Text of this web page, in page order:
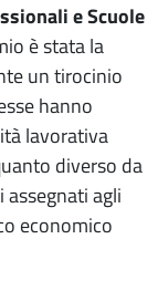
e Scuole
è stata la
un tirocinio
hanno
lavorativa
diverso da
agli
economico